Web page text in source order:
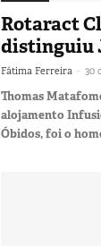
Rotaract
distinguiu
Fátima Ferreira - 30
Thomas
alojamento
Óbidos, foi o